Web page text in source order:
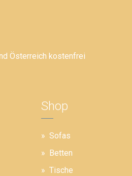
Österreich kostenfrei
Shop
Sofas
Betten
Tische